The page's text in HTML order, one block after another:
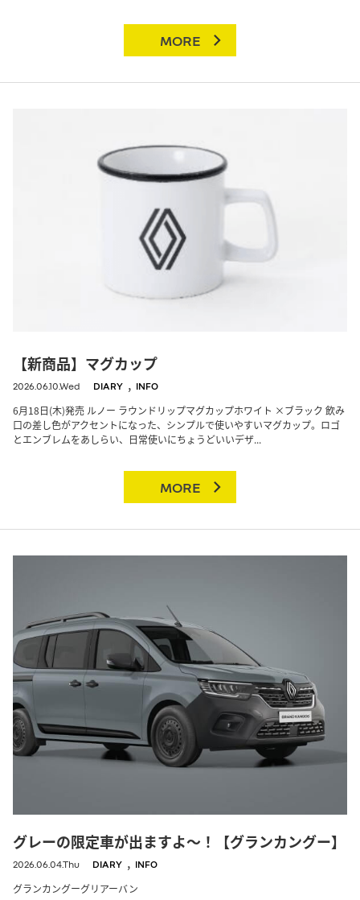
MORE
【新商品】マグカップ
2026.06.10.Wed DIARY , INFO
6月18日(木)発売 ルノー ラウンドリップマグカップホワイト ×ブラック 飲み
口の差し色がアクセントになった、シンプルで使いやすいマグカップ。ロゴ
とエンブレムをあしらい、日常使いにちょうどいいデザ...
MORE
グレーの限定車が出ますよ〜！【グランカングー】
2026.06.04.Thu DIARY , INFO
グランカングーグリアーバン